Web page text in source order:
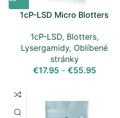
1cP-LSD Micro Blotters
1cP-LSD, Blotters,
Lysergamidy, Oblíbené
stránky
€17.95 - €55.95